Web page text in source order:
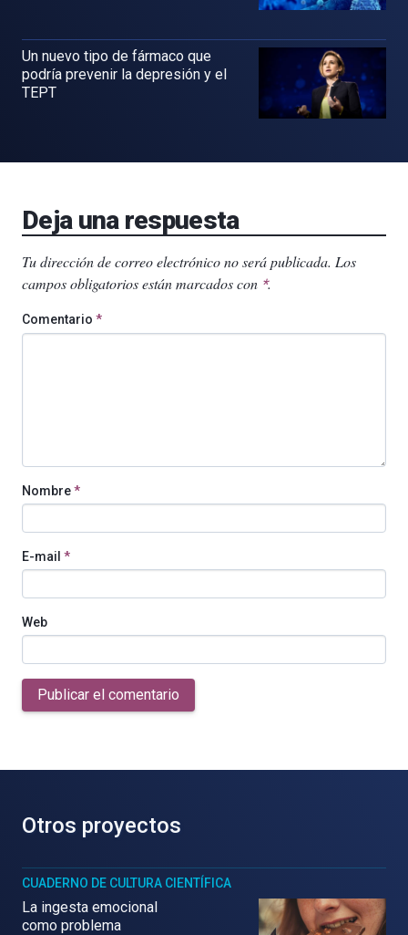
Un nuevo tipo de fármaco que
podría prevenir la depresión y el
TEPT
Deja una respuesta
Tu dirección de correo electrónico no será publicada. Los
campos obligatorios están marcados con *.
Comentario *
Nombre*
E-mail *
Web
Publicar el comentario
Otros proyectos
CUADERNO DE CULTURA CIENTÍFICA
La ingesta emocional
como problema